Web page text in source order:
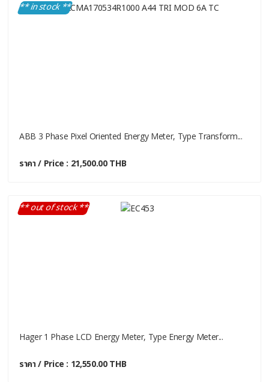
** in stock **
ABB 3 Phase Pixel Oriented Energy Meter, Type Transform...
ราคา / Price : 21,500.00 THB
** out of stock **
Hager 1 Phase LCD Energy Meter, Type Energy Meter...
ราคา / Price : 12,550.00 THB